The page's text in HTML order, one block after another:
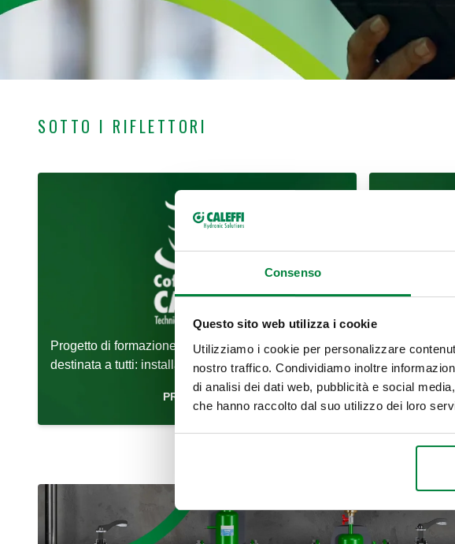
Consenso
Questo sito web utilizza i cookie
Utilizziamo i cookie per personalizzare
nostro traffico. Condividiamo inoltre
di analisi dei dati web, pubblicità e social
che hanno raccolto dal suo utilizzo dei loro
SOTTO I RIFLETTORI
Progetto di formazione tecnica online gratuita
destinata a tutti: installatori, progettisti, grossisti
PRENDI UN CAFFÈ E SEGUICI!
Rivista
settore